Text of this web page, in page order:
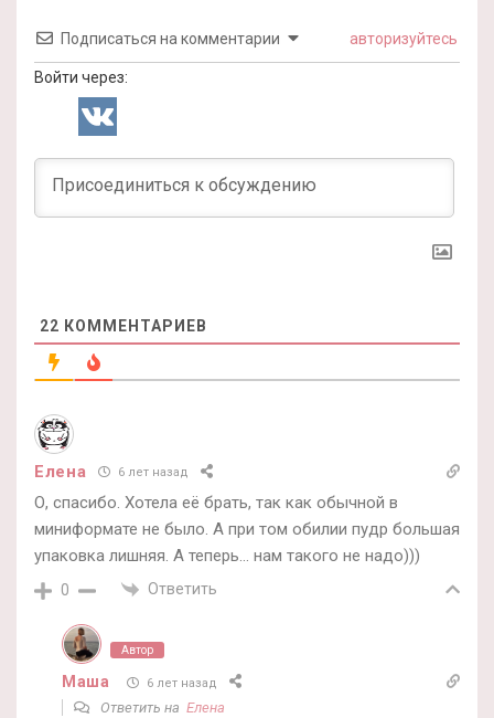
Подписаться на комментарии авторизуйтесь
Войти через:
22 КОММЕНТАРИЕВ
Елена 6 лет назад
О, спасибо. Хотела её брать, так как обычной в
миниформате не было. А при том обилии пудр большая
упаковка лишняя. А теперь… нам такого не надо)))
0 Ответить
Автор
Маша 6 лет назад
Ответить на Елена